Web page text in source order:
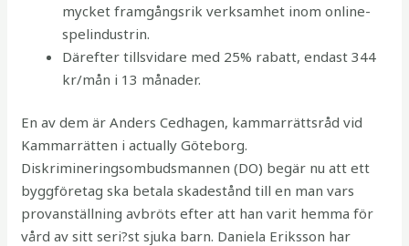
mycket framgångsrik verksamhet inom online-
spelindustrin.
Därefter tillsvidare med 25% rabatt, endast 344
kr/mån i 13 månader.
En av dem är Anders Cedhagen, kammarrättsråd vid
Kammarrätten i actually Göteborg.
Diskrimineringsombudsmannen (DO) begär nu att ett
byggföretag ska betala skadestånd till en man vars
provanställning avbröts efter att han varit hemma för
vård av sitt seri?st sjuka barn. Daniela Eriksson har